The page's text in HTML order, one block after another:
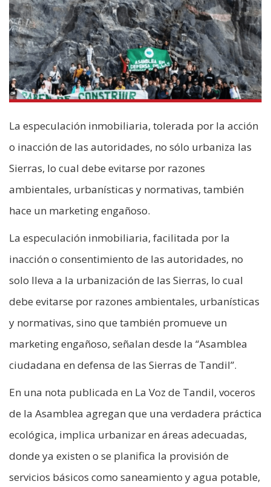
La especulación inmobiliaria, tolerada por la acción
o inacción de las autoridades, no sólo urbaniza las
Sierras, lo cual debe evitarse por razones
ambientales, urbanísticas y normativas, también
hace un marketing engañoso.
La especulación inmobiliaria, facilitada por la
inacción o consentimiento de las autoridades, no
solo lleva a la urbanización de las Sierras, lo cual
debe evitarse por razones ambientales, urbanísticas
y normativas, sino que también promueve un
marketing engañoso, señalan desde la “Asamblea
ciudadana en defensa de las Sierras de Tandil”.
En una nota publicada en La Voz de Tandil, voceros
de la Asamblea agregan que una verdadera práctica
ecológica, implica urbanizar en áreas adecuadas,
donde ya existen o se planifica la provisión de
servicios básicos como saneamiento y agua potable,